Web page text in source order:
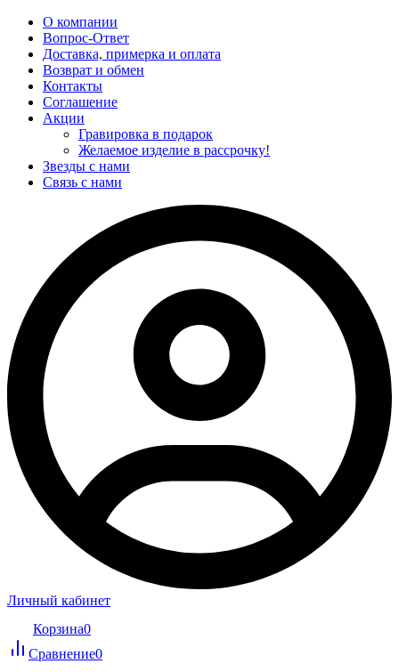
О компании
Вопрос-Ответ
Доставка, примерка и оплата
Возврат и обмен
Контакты
Соглашение
Акции
Гравировка в подарок
Желаемое изделие в рассрочку!
Звезды с нами
Связь с нами
Личный кабинет
Корзина0
Сравнение0